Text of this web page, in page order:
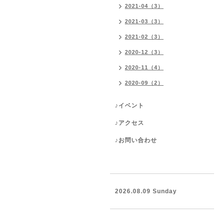
2021-04（3）
2021-03（3）
2021-02（3）
2020-12（3）
2020-11（4）
2020-09（2）
♪イベント
♪アクセス
♪お問い合わせ
2026.08.09 Sunday